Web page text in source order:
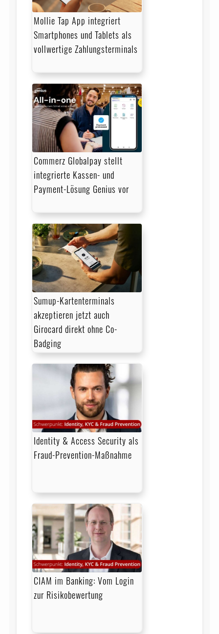
Mollie Tap App integriert
Smartphones und Tablets als
vollwertige Zahlungsterminals
Commerz Globalpay stellt
integrierte Kassen- und
Payment-Lösung Genius vor
Sumup-Kartenterminals
akzeptieren jetzt auch
Girocard direkt ohne Co-
Badging
Identity & Access Security als
Fraud-Prevention-Maßnahme
CIAM im Banking: Vom Login
zur Risikobewertung